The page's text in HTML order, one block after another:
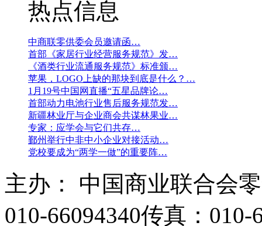
热点信息
中商联零供委会员邀请函…
首部《家居行业经营服务规范》发…
《酒类行业流通服务规范》标准颁…
苹果，LOGO上缺的那块到底是什么？…
1月19号中国网直播“五星品牌论…
首部动力电池行业售后服务规范发…
新疆林业厅与企业商会共谋林果业…
专家：应学会与它们共存…
鄞州举行中非中小企业对接活动…
党校要成为“两学一做”的重要阵…
主办： 中国商业联合会
010-66094340传真：010-